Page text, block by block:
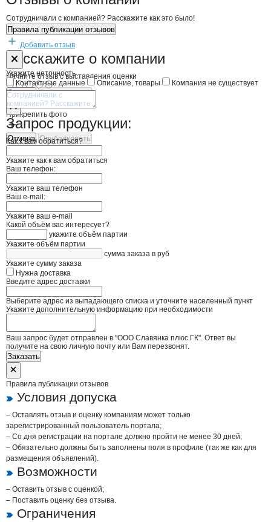
Сотрудничали с компанией? Расскажите как это было!
Правила публикации отзывов
Добавить отзыв
Расскажите о компании
Начните отзыв с выставления оценки
Прикрепить фото
Отмена Опубликовать
Форма обратной связи о неточностях
Укажите неточность
Контактные данные
Описание, товары Компания не существует
Отмена Опубликовать
Запрос продукции:
Как к вам обратиться?
Укажите как к вам обратиться
Ваш телефон:
Укажите ваш телефон
Ваш e-mail:
Укажите ваш e-mail
Какой объём вас интересует?
укажите объём партии
Укажите объём партии
сумма заказа в руб
Укажите сумму заказа
Нужна доставка
Введите адрес доставки
Выберите адрес из выпадающего списка и уточните населенный пункт
Укажите дополнительную информацию при необходимости
Ваш запрос будет отправлен в "ООО Славянка плюс ГК". Ответ вы
получите на свою личную почту или Вам перезвонят.
Заказать
Правила публикации отзывов
Условия допуска
– Оставлять отзыв и оценку компаниям может только
зарегистрированный пользователь портала;
– Со дня регистрации на портале должно пройти не менее 30 дней;
– Обязательно должны быть заполнены поля в профиле (так же как для
размещения объявлений).
Возможности
– Оставить отзыв с оценкой;
– Поставить оценку без отзыва.
Ограничения